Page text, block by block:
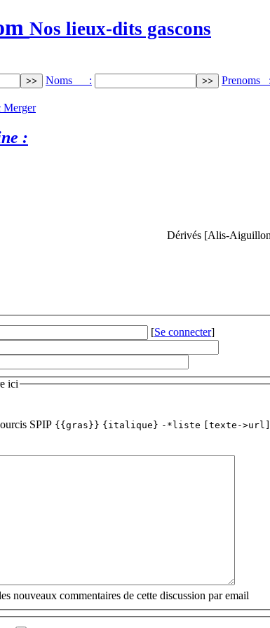
Nos lieux-dits gascons
Noms : Prenoms :
Merger
:
Dérivés [Alis-
[Se connecter]
ici
SPIP {{gras}} {italique} -*liste [texte->url]
nouveaux commentaires de cette discussion par email